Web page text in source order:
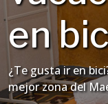
en
¿Te gusta ir en
mejor zona del